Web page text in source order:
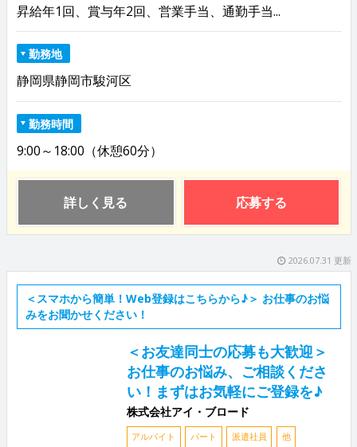
昇給年1回、賞与年2回、営業手当、通勤手当...
勤務地
静岡県静岡市駿河区
勤務時間
9:00～18:00（休憩60分）
詳しく見る 応募する
2026.07.31 更新
＜スマホから簡単！Web登録はこちらから♪＞ お仕事のお悩
みをお聞かせください！
＜お友達同士の応募も大歓迎＞
お仕事のお悩み、ご相談くださ
い！まずはお気軽にご登録を♪
株式会社アイ・ブロード
アルバイト パート 派遣社員 他